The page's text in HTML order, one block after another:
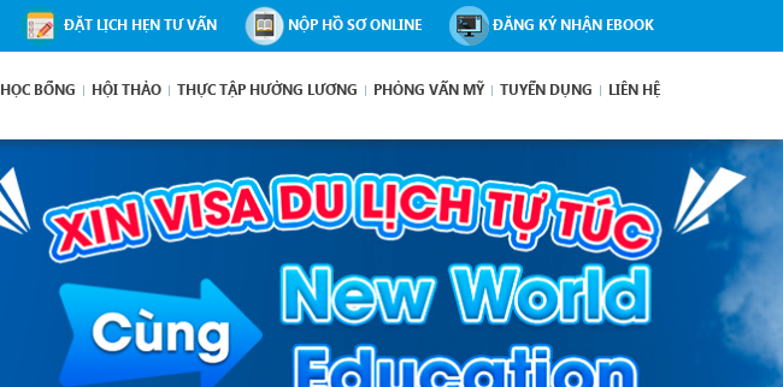
ĐẶT LỊCH HẸN TƯ VẤN NỘP HỒ SƠ ONLINE ĐĂNG KÝ NHẬN EBOOK
HỌC BỔNG HỘI THẢO THỰC TẬP HƯỞNG LƯƠNG PHỎNG VẤN MỸ TUYỂN DỤNG LIÊN HỆ
Next